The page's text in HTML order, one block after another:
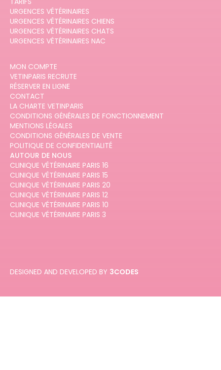
URGENCES VÉTÉRINAIRES
URGENCES VÉTÉRINAIRES CHIENS
URGENCES VÉTÉRINAIRES CHATS
URGENCES VÉTÉRINAIRES NAC
MON COMPTE
VETINPARIS RECRUTE
RÉSERVER EN LIGNE
CONTACT
LA CHARTE VETINPARIS
CONDITIONS GÉNÉRALES DE FONCTIONNEMENT
MENTIONS LÉGALES
CONDITIONS GÉNÉRALES DE VENTE
POLITIQUE DE CONFIDENTIALITÉ
AUTOUR DE NOUS
CLINIQUE VÉTÉRINAIRE PARIS 16
CLINIQUE VÉTÉRINAIRE PARIS 15
CLINIQUE VÉTÉRINAIRE PARIS 20
CLINIQUE VÉTÉRINAIRE PARIS 12
CLINIQUE VÉTÉRINAIRE PARIS 10
CLINIQUE VÉTÉRINAIRE PARIS 3
DESIGNED AND DEVELOPED BY 3CODES